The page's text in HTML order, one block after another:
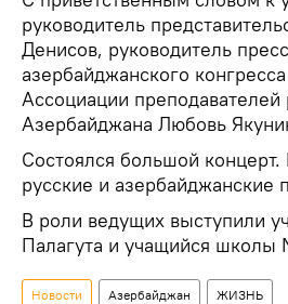
руководитель
Денисов, руководитель
азербайджанского
Ассоциации
Азербайджана Любовь
Состоялся большой
русские и азербайджанские
В роли ведущих выступили
Палагута и учащийся
Новости Азербайджан ЖИЗНЬ